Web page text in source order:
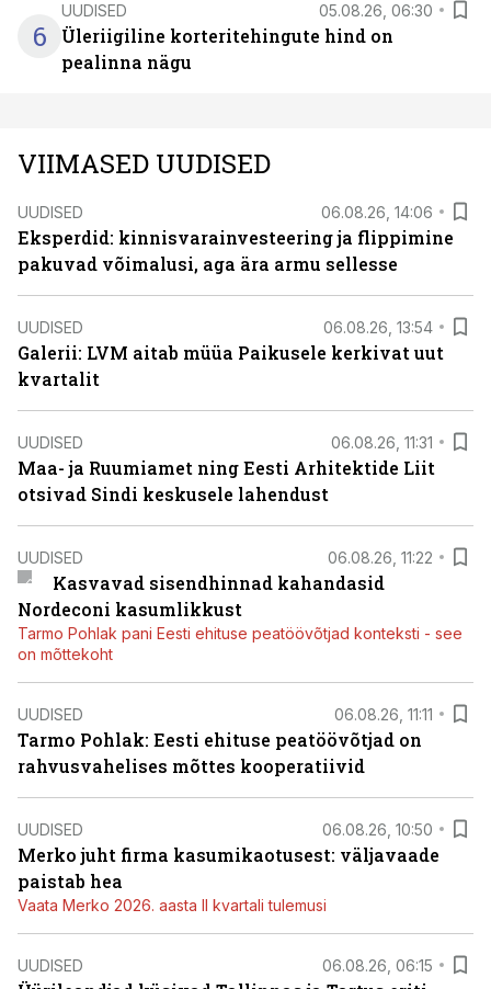
6
UUDISED 05.08.26, 06:30
Üleriigiline korteritehingute hind on
pealinna nägu
VIIMASED UUDISED
UUDISED 06.08.26, 14:06
Eksperdid: kinnisvarainvesteering ja flippimine
pakuvad võimalusi, aga ära armu sellesse
UUDISED 06.08.26, 13:54
Galerii: LVM aitab müüa Paikusele kerkivat uut
kvartalit
UUDISED 06.08.26, 11:31
Maa- ja Ruumiamet ning Eesti Arhitektide Liit
otsivad Sindi keskusele lahendust
UUDISED 06.08.26, 11:22
Kasvavad sisendhinnad kahandasid
Nordeconi kasumlikkust
Tarmo Pohlak pani Eesti ehituse peatöövõtjad konteksti - see
on mõttekoht
UUDISED 06.08.26, 11:11
Tarmo Pohlak: Eesti ehituse peatöövõtjad on
rahvusvahelises mõttes kooperatiivid
UUDISED 06.08.26, 10:50
Merko juht firma kasumikaotusest: väljavaade
paistab hea
Vaata Merko 2026. aasta II kvartali tulemusi
UUDISED 06.08.26, 06:15